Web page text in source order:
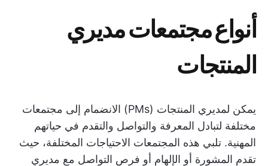
أنواع مجتمعات مديري
المنتجات
يمكن لمديري المنتجات (PMs) الانضمام إلى مجتمعات
مختلفة لتبادل المعرفة والتواصل والتقدم في حياتهم
المهنية. تلبي هذه المجتمعات الاحتياجات المختلفة، حيث
تقدم المشورة أو الإلهام أو فرص التواصل مع مديري